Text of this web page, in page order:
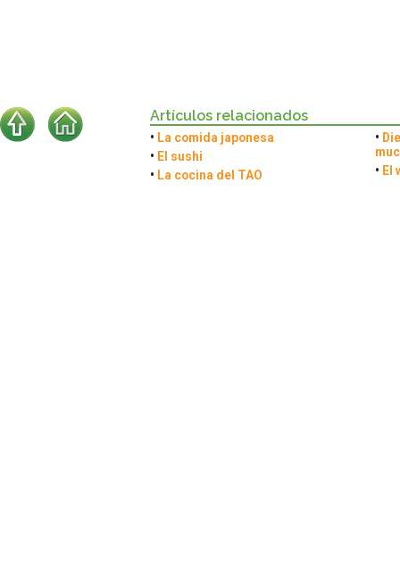
Artículos relacionados
• La comida japonesa
• El sushi
• La cocina del TAO
•
• El